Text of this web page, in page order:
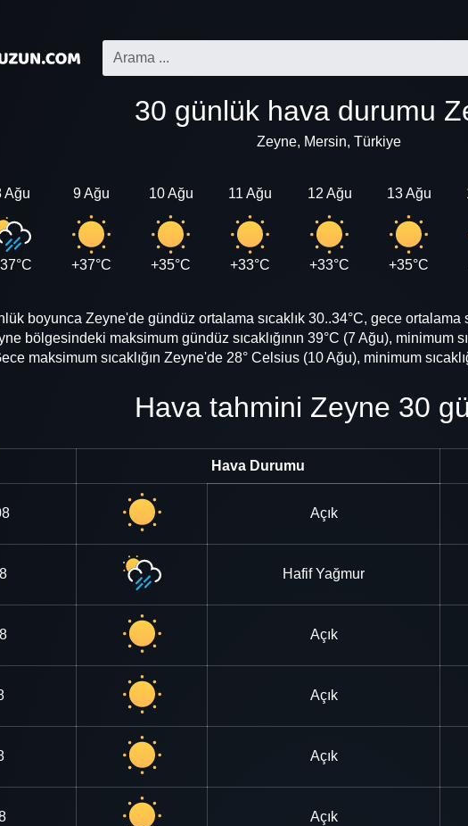
30 günlük hava durumu
Zeyne, Mersin, Türkiye
Ağu 9 Ağu
+37°C
10 Ağu
+35°C
11 Ağu
+33°C
12 Ağu
+33°C
13 Ağu
+35°C
boyunca Zeyne'de gündüz ortalama sıcaklık 30..34°C, gece ortalama
bölgesindeki maksimum gündüz sıcaklığının 39°C (7 Ağu), minimum
maksimum sıcaklığın Zeyne'de 28° Celsius (10 Ağu), minimum
Hava tahmini Zeyne 30
Hava Durumu
Açık
Hafif Yağmur
Açık
Açık
Açık
Açık